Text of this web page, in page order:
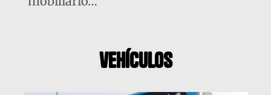
vehículos